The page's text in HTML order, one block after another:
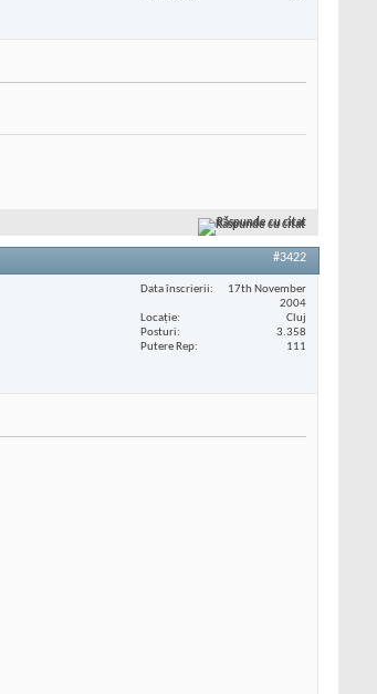
Răspunde cu citat
#3422
Data înscrierii
17th November
2004
Locaţie
Cluj
Posturi
3.358
Putere Rep
111